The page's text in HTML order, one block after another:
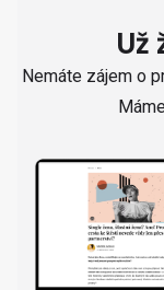
Nemáte zájem o